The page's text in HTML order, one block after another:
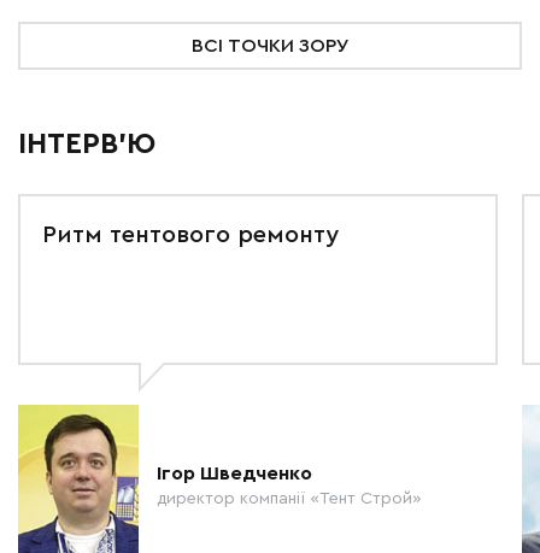
ВСІ ТОЧКИ ЗОРУ
ІНТЕРВ'Ю
Ритм тентового ремонту
Ігор Шведченко
директор компанії «Тент Строй»